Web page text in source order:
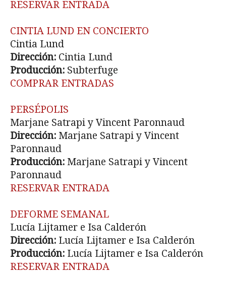
RESERVAR ENTRADA
CINTIA LUND EN CONCIERTO
Cintia Lund
Dirección: Cintia Lund
Producción: Subterfuge
COMPRAR ENTRADAS
PERSÉPOLIS
Marjane Satrapi y Vincent Paronnaud
Dirección: Marjane Satrapi y Vincent
Paronnaud
Producción: Marjane Satrapi y Vincent
Paronnaud
RESERVAR ENTRADA
DEFORME SEMANAL
Lucía Lijtamer e Isa Calderón
Dirección: Lucía Lijtamer e Isa Calderón
Producción: Lucía Lijtamer e Isa Calderón
RESERVAR ENTRADA